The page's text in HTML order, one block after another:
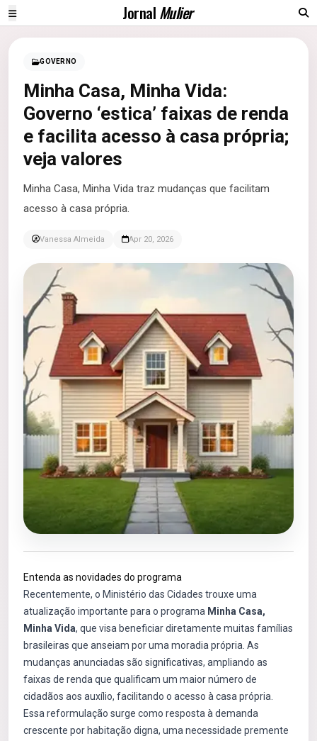
JornalMulier
GOVERNO
Minha Casa, Minha Vida:
Governo ‘estica’ faixas de renda
e facilita acesso à casa própria;
veja valores
Minha Casa, Minha Vida traz mudanças que facilitam
acesso à casa própria.
Vanessa Almeida Apr 20, 2026
Entenda as novidades do programa
Recentemente, o Ministério das Cidades trouxe uma
atualização importante para o programa Minha Casa,
Minha Vida, que visa beneficiar diretamente muitas famílias
brasileiras que anseiam por uma moradia própria. As
mudanças anunciadas são significativas, ampliando as
faixas de renda que qualificam um maior número de
cidadãos aos auxílio, facilitando o acesso à casa própria.
Essa reformulação surge como resposta à demanda
crescente por habitação digna, uma necessidade premente